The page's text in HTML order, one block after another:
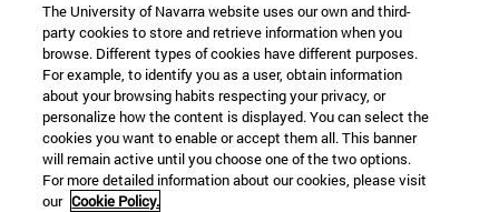
The University of Navarra website uses our own and third-
party cookies to store and retrieve information when you
browse. Different types of cookies have different purposes.
For example, to identify you as a user, obtain information
about your browsing habits respecting your privacy, or
personalize how the content is displayed. You can select the
cookies you want to enable or accept them all. This banner
will remain active until you choose one of the two options.
For more detailed information about our cookies, please visit
our Cookie Policy.